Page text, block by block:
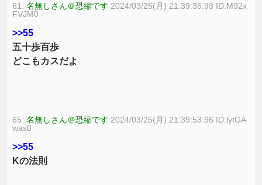
61:名無しさん＠恐縮です 2024/03/25(月) 21:39:35.93 ID:M92x
FVJM0
>>55
五十歩百歩
どこもカスだよ
65:名無しさん＠恐縮です 2024/03/25(月) 21:39:53.96 ID:lytGA
was0
>>55
Kの法則